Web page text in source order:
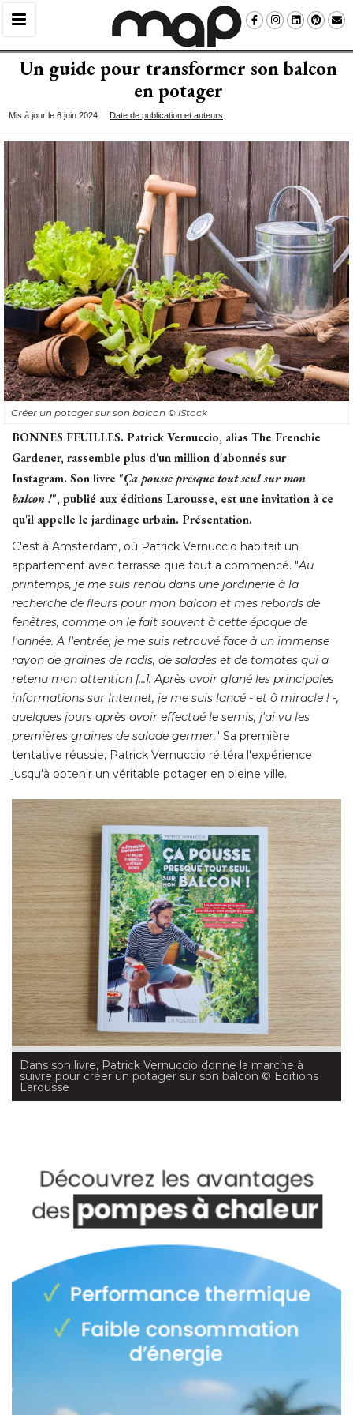
Un guide pour transformer son balcon
en potager
Mis à jour le 6 juin 2024 Date de publication et auteurs
Créer un potager sur son balcon © iStock
BONNES FEUILLES. Patrick Vernuccio, alias The Frenchie
Gardener, rassemble plus d'un million d'abonnés sur
Instagram. Son livre "Ça pousse presque tout seul sur mon
balcon !", publié aux éditions Larousse, est une invitation à ce
qu'il appelle le jardinage urbain. Présentation.
C'est à Amsterdam, où Patrick Vernuccio habitait un
appartement avec terrasse que tout a commencé. "Au
printemps, je me suis rendu dans une jardinerie à la
recherche de fleurs pour mon balcon et mes rebords de
fenêtres, comme on le fait souvent à cette époque de
l'année. A l'entrée, je me suis retrouvé face à un immense
rayon de graines de radis, de salades et de tomates qui a
retenu mon attention [...]. Après avoir glané les principales
informations sur Internet, je me suis lancé - et ô miracle ! -,
quelques jours après avoir effectué le semis, j'ai vu les
premières graines de salade germer." Sa première
tentative réussie, Patrick Vernuccio réitéra l'expérience
jusqu'à obtenir un véritable potager en pleine ville.
Dans son livre, Patrick Vernuccio donne la marche à
suivre pour créer un potager sur son balcon © Editions
Larousse